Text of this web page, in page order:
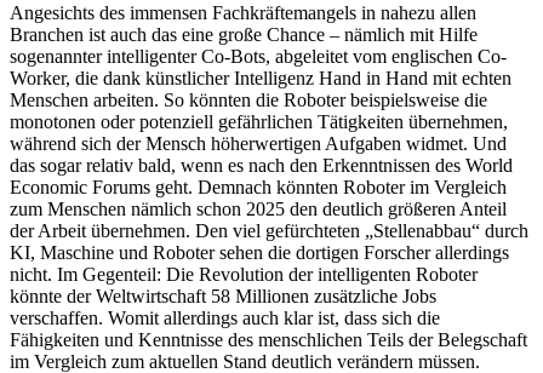
Angesichts des immensen Fachkräftemangels in nahezu allen
Branchen ist auch das eine große Chance – nämlich mit Hilfe
sogenannter intelligenter Co-Bots, abgeleitet vom englischen Co-
Worker, die dank künstlicher Intelligenz Hand in Hand mit echten
Menschen arbeiten. So könnten die Roboter beispielsweise die
monotonen oder potenziell gefährlichen Tätigkeiten übernehmen,
während sich der Mensch höherwertigen Aufgaben widmet. Und
das sogar relativ bald, wenn es nach den Erkenntnissen des World
Economic Forums geht. Demnach könnten Roboter im Vergleich
zum Menschen nämlich schon 2025 den deutlich größeren Anteil
der Arbeit übernehmen. Den viel gefürchteten „Stellenabbau“ durch
KI, Maschine und Roboter sehen die dortigen Forscher allerdings
nicht. Im Gegenteil: Die Revolution der intelligenten Roboter
könnte der Weltwirtschaft 58 Millionen zusätzliche Jobs
verschaffen. Womit allerdings auch klar ist, dass sich die
Fähigkeiten und Kenntnisse des menschlichen Teils der Belegschaft
im Vergleich zum aktuellen Stand deutlich verändern müssen.